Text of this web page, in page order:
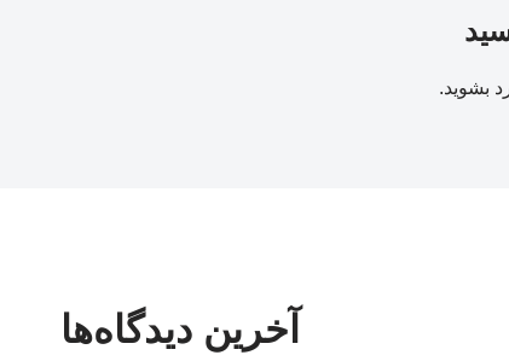
بشوید.
آخرین دیدگاه‌ها